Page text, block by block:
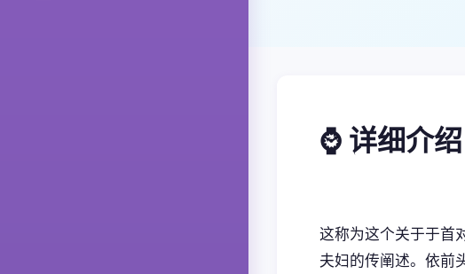
⌚ 详细介绍
这称为这个关于于首
夫妇的传阐述。依前